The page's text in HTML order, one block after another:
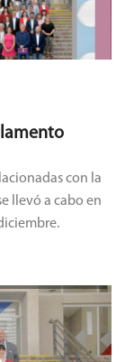
con la
llevó a cabo en